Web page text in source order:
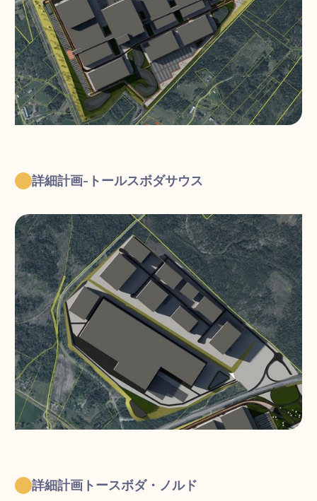
詳細計画-トールスボダサウス
詳細計画トースボダ・ノルド